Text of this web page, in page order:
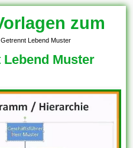
zum
Lebend Muster
Lebend Muster